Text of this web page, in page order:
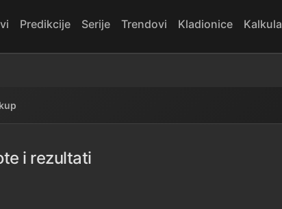
Predikcije Serije Trendovi Kladionice
i rezultati